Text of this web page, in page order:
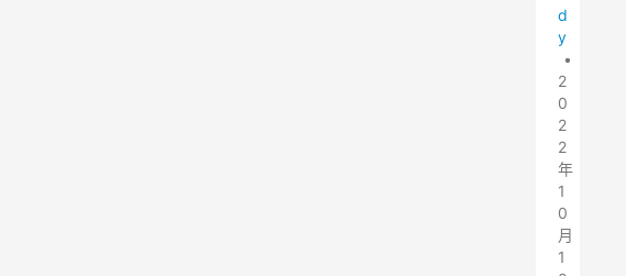
d
y
•
2
0
2
2
年
1
0
月
1